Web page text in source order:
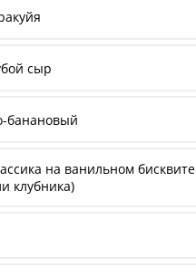
сыр
банановый
на ванильном бисквите
клубника)